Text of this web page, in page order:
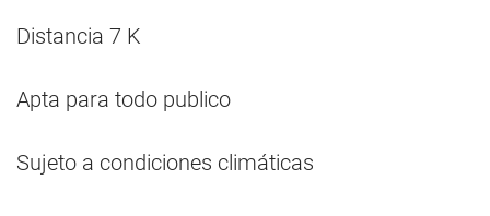
Distancia 7 K
Apta para todo publico
Sujeto a condiciones climáticas